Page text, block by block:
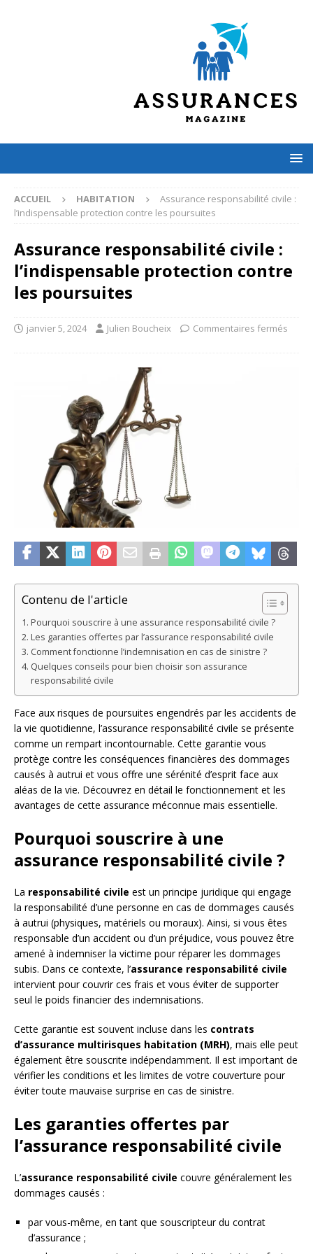
ACCUEIL HABITATION
Assurance responsabilité civile :
l’indispensable protection contre les poursuites
Assurance responsabilité civile :
l’indispensable protection contre
les poursuites
janvier 5, 2024 Julien Boucheix Commentaires fermés
Contenu de l'article
Pourquoi souscrire à une assurance responsabilité civile ?
Les garanties offertes par l’assurance responsabilité civile
Comment fonctionne l’indemnisation en cas de sinistre ?
Quelques conseils pour bien choisir son assurance
responsabilité civile
Face aux risques de poursuites engendrés par les accidents de
la vie quotidienne, l’assurance responsabilité civile se présente
comme un rempart incontournable. Cette garantie vous
protège contre les conséquences financières des dommages
causés à autrui et vous offre une sérénité d’esprit face aux
aléas de la vie. Découvrez en détail le fonctionnement et les
avantages de cette assurance méconnue mais essentielle.
Pourquoi souscrire à une
assurance responsabilité civile ?
La responsabilité civile est un principe juridique qui engage
la responsabilité d’une personne en cas de dommages causés
à autrui (physiques, matériels ou moraux). Ainsi, si vous êtes
responsable d’un accident ou d’un préjudice, vous pouvez être
amené à indemniser la victime pour réparer les dommages
subis. Dans ce contexte, l’assurance responsabilité civile
intervient pour couvrir ces frais et vous éviter de supporter
seul le poids financier des indemnisations.
Cette garantie est souvent incluse dans les contrats
d’assurance multirisques habitation (MRH), mais elle peut
également être souscrite indépendamment. Il est important de
vérifier les conditions et les limites de votre couverture pour
éviter toute mauvaise surprise en cas de sinistre.
Les garanties offertes par
l’assurance responsabilité civile
L’assurance responsabilité civile couvre généralement les
dommages causés :
par vous-même, en tant que souscripteur du contrat
d’assurance ;